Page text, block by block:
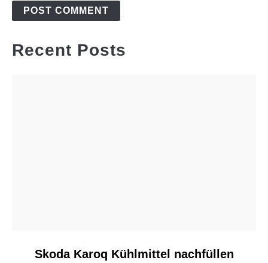
Recent Posts
Skoda Karoq Kühlmittel nachfüllen